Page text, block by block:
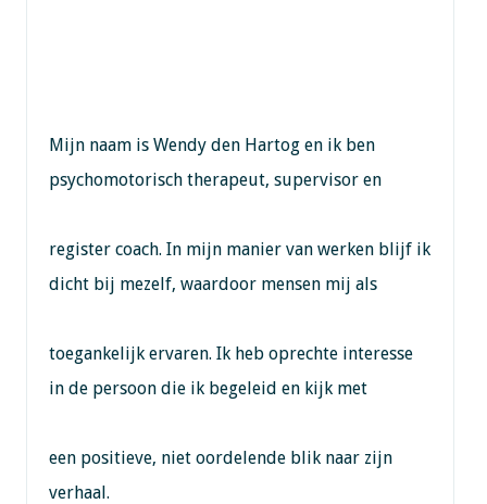
Mijn naam is Wendy den Hartog en ik ben
psychomotorisch therapeut, supervisor en
register coach. In mijn manier van werken blijf ik
dicht bij mezelf, waardoor mensen mij als
toegankelijk ervaren. Ik heb oprechte interesse
in de persoon die ik begeleid en kijk met
een positieve, niet oordelende blik naar zijn
verhaal.